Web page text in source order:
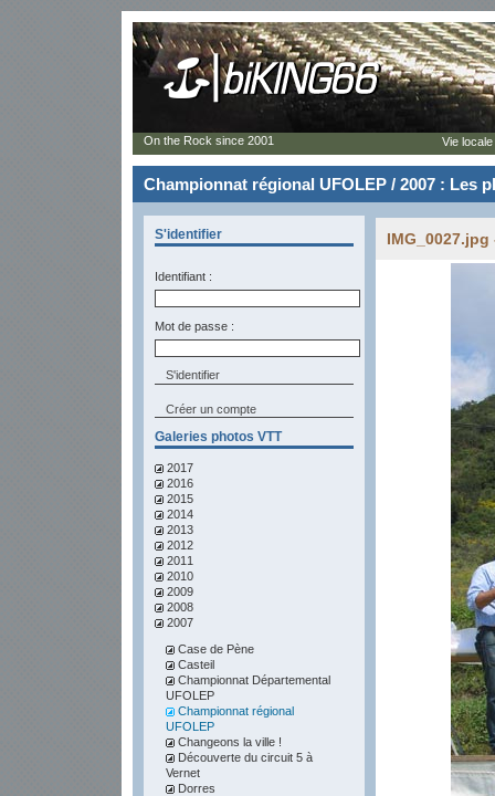
Championnat régional UFOLEP / 2007 : Les
S'identifier
Identifiant :
Mot de passe :
Créer un compte
Galeries photos VTT
2017
2016
2015
2014
2013
2012
2011
2010
2009
2008
2007
Case de Pène
Casteil
Championnat Départemental
UFOLEP
Championnat régional
UFOLEP
Changeons la ville !
Découverte du circuit 5 à
Vernet
Dorres
IMG_0027.jpg
On the Rock since 2001 Vie